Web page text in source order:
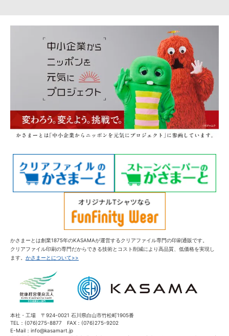
かさまーとは創業1875年のKASAMAが運営するクリアファイル専門の印刷通販です。
クリアファイル印刷の専門だからできる技術とコスト削減により高品質、低価格を実現し
ます。 かさまーとについて>>
本社・工場 〒924-0021 石川県白山市竹松町1905番
TEL：(076)275-8877 FAX：(076)275-9202
E-Mail：info@kasamart.jp